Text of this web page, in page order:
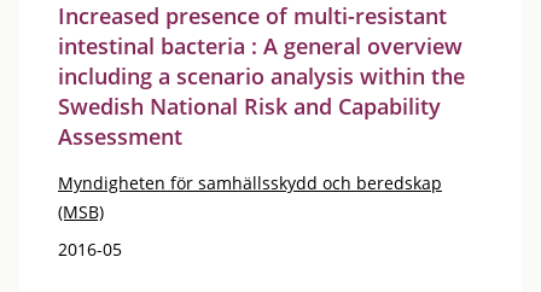
Increased presence of multi-resistant
intestinal bacteria : A general overview
including a scenario analysis within the
Swedish National Risk and Capability
Assessment
Myndigheten för samhällsskydd och beredskap
(MSB)
2016-05